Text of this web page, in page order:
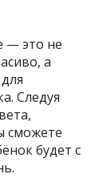
— это не
а
Следуя
сможете
будет с